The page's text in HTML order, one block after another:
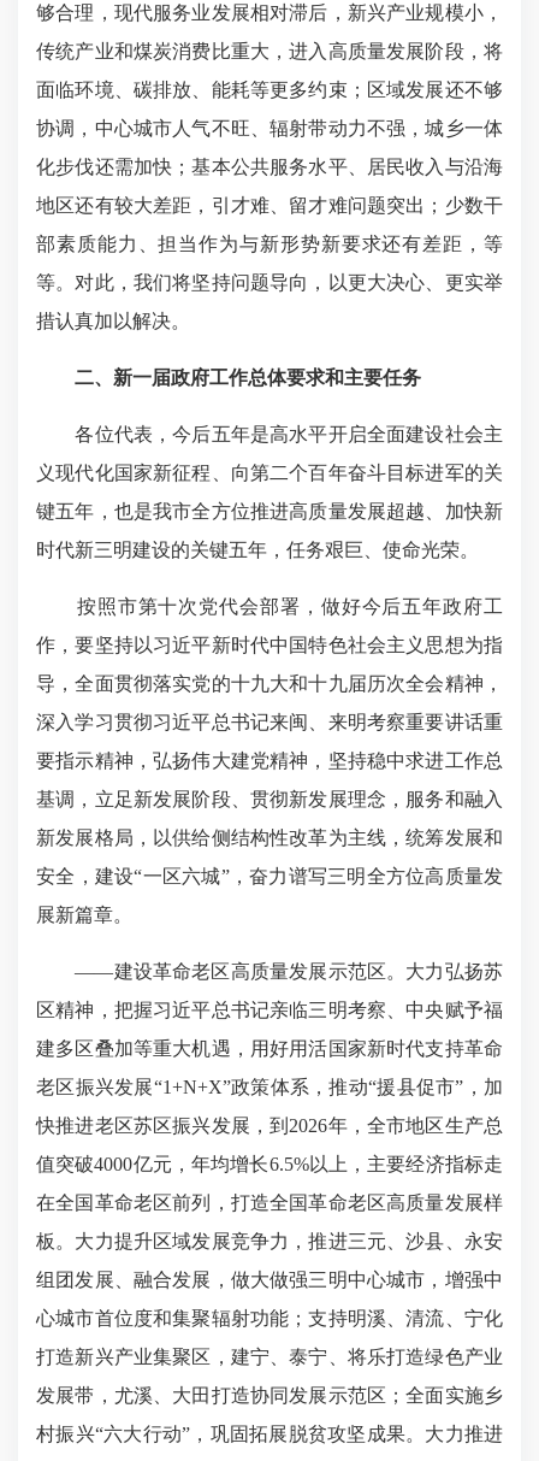
够合理，现代服务业发展相对滞后，新兴产业规模小，
传统产业和煤炭消费比重大，进入高质量发展阶段，将
面临环境、碳排放、能耗等更多约束；区域发展还不够
协调，中心城市人气不旺、辐射带动力不强，城乡一体
化步伐还需加快；基本公共服务水平、居民收入与沿海
地区还有较大差距，引才难、留才难问题突出；少数干
部素质能力、担当作为与新形势新要求还有差距，等
等。对此，我们将坚持问题导向，以更大决心、更实举
措认真加以解决。
二、新一届政府工作总体要求和主要任务
各位代表，今后五年是高水平开启全面建设社会主
义现代化国家新征程、向第二个百年奋斗目标进军的关
键五年，也是我市全方位推进高质量发展超越、加快新
时代新三明建设的关键五年，任务艰巨、使命光荣。
按照市第十次党代会部署，做好今后五年政府工
作，要坚持以习近平新时代中国特色社会主义思想为指
导，全面贯彻落实党的十九大和十九届历次全会精神，
深入学习贯彻习近平总书记来闽、来明考察重要讲话重
要指示精神，弘扬伟大建党精神，坚持稳中求进工作总
基调，立足新发展阶段、贯彻新发展理念，服务和融入
新发展格局，以供给侧结构性改革为主线，统筹发展和
安全，建设“一区六城”，奋力谱写三明全方位高质量发
展新篇章。
——建设革命老区高质量发展示范区。大力弘扬苏
区精神，把握习近平总书记亲临三明考察、中央赋予福
建多区叠加等重大机遇，用好用活国家新时代支持革命
老区振兴发展“1+N+X”政策体系，推动“援县促市”，加
快推进老区苏区振兴发展，到2026年，全市地区生产总
值突破4000亿元，年均增长6.5%以上，主要经济指标走
在全国革命老区前列，打造全国革命老区高质量发展样
板。大力提升区域发展竞争力，推进三元、沙县、永安
组团发展、融合发展，做大做强三明中心城市，增强中
心城市首位度和集聚辐射功能；支持明溪、清流、宁化
打造新兴产业集聚区，建宁、泰宁、将乐打造绿色产业
发展带，尤溪、大田打造协同发展示范区；全面实施乡
村振兴“六大行动”，巩固拓展脱贫攻坚成果。大力推进